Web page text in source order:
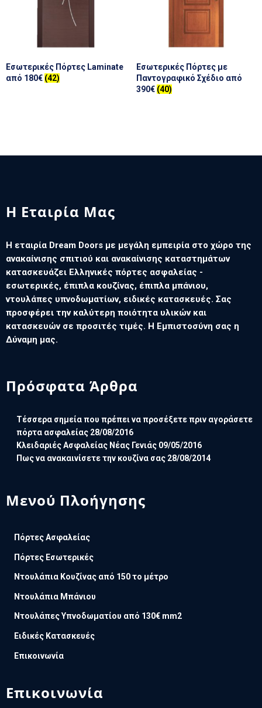
Εσωτερικές Πόρτες Laminate
από 180€ (42)
Εσωτερικές Πόρτες με
Παντογραφικό Σχέδιο από
390€ (40)
Η Εταιρία Μας
Η εταιρία Dream Doors με μεγάλη εμπειρία στο χώρο της
ανακαίνισης σπιτιού και ανακαίνισης καταστημάτων
κατασκευάζει Ελληνικές πόρτες ασφαλείας -
εσωτερικές, έπιπλα κουζίνας, έπιπλα μπάνιου,
ντουλάπες υπνοδωματίων, ειδικές κατασκευές. Σας
προσφέρει την καλύτερη ποιότητα υλικών και
κατασκευών σε προσιτές τιμές. Η Εμπιστοσύνη σας η
Δύναμη μας.
Πρόσφατα Άρθρα
Τέσσερα σημεία που πρέπει να προσέξετε πριν αγοράσετε
πόρτα ασφαλείας 28/08/2016
Κλειδαριές Ασφαλείας Νέας Γενιάς 09/05/2016
Πως να ανακαινίσετε την κουζίνα σας 28/08/2014
Μενού Πλοήγησης
Πόρτες Ασφαλείας
Πόρτες Εσωτερικές
Ντουλάπια Κουζίνας από 150 το μέτρο
Ντουλάπια Μπάνιου
Ντουλάπες Υπνοδωματίου από 130€ mm2
Ειδικές Κατασκευές
Επικοινωνία
Επικοινωνία